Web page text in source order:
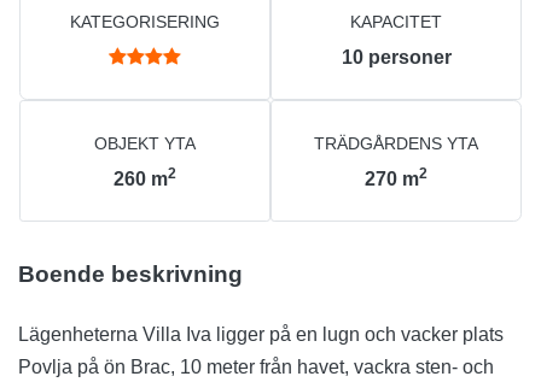
KATEGORISERING KAPACITET
10 personer
OBJEKT YTA
260 m2
TRÄDGÅRDENS YTA
270 m2
Boende beskrivning
Lägenheterna Villa Iva ligger på en lugn och vacker plats
Povlja på ön Brac, 10 meter från havet, vackra sten- och